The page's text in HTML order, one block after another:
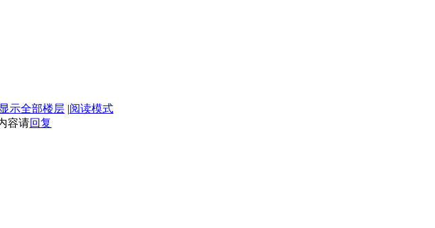
显示全部楼层 |阅读模式
容请回复